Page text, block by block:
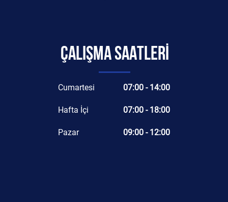
ÇALIŞMA SAATLERİ
Cumartesi 07:00 - 14:00
Hafta İçi 07:00 - 18:00
Pazar 09:00 - 12:00